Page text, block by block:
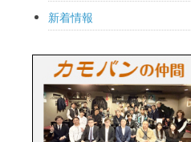
新着情報